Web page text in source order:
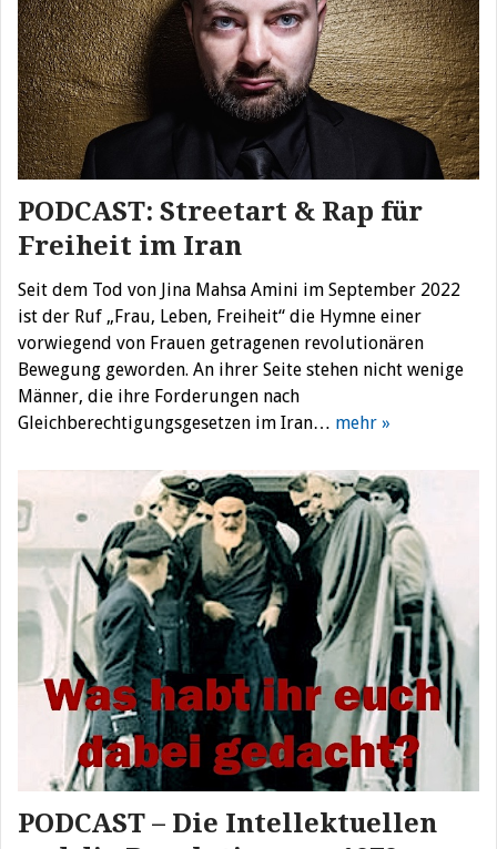
PODCAST: Streetart & Rap für
Freiheit im Iran
Seit dem Tod von Jina Mahsa Amini im September 2022
ist der Ruf „Frau, Leben, Freiheit“ die Hymne einer
vorwiegend von Frauen getragenen revolutionären
Bewegung geworden. An ihrer Seite stehen nicht wenige
Männer, die ihre Forderungen nach
Gleichberechtigungsgesetzen im Iran… mehr »
PODCAST – Die Intellektuellen